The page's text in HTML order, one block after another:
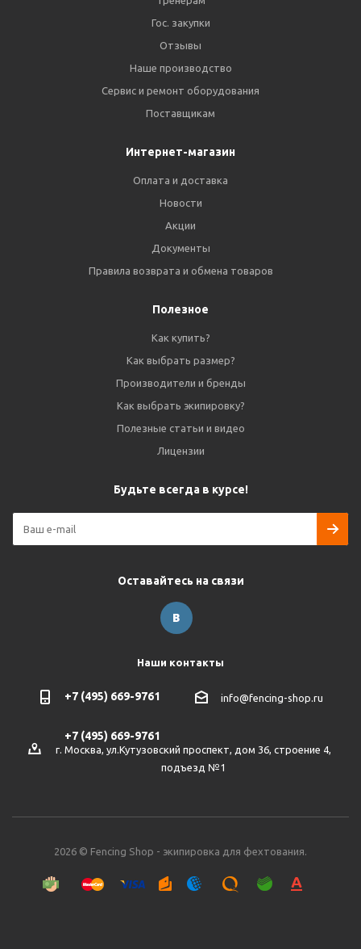
Гос. закупки
Отзывы
Наше производство
Сервис и ремонт оборудования
Поставщикам
Интернет-магазин
Оплата и доставка
Новости
Акции
Документы
Правила возврата и обмена товаров
Полезное
Как купить?
Как выбрать размер?
Производители и бренды
Как выбрать экипировку?
Полезные статьи и видео
Лицензии
Будьте всегда в курсе!
Оставайтесь на связи
Наши контакты
+7 (495) 669-9761
+7 (495) 669-9761
info@fencing-shop.ru
г. Москва, ул.Кутузовский проспект, дом 36, строение 4,
подъезд №1
2026 © Fencing Shop - экипировка для фехтования.